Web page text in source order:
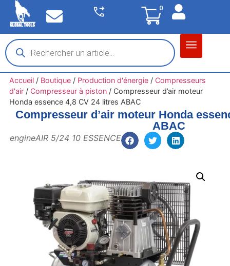
0
Accueil/ Boutique/ Production d'énergie/ Compresseurs
d'air/ Compresseur à piston/ Compresseur d’air moteur
Honda essence 4,8 CV 24 litres ABAC
Compresseur d’air moteur Honda
ABAC
engineAIR 5/24 10 ESSENCE